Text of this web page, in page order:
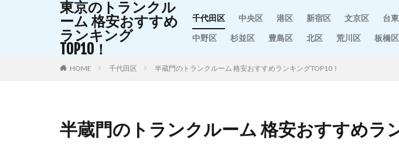
東京のトランクル
ーム 格安おすすめ
ランキング
TOP10！
千代田区 中央区 港区 新宿区 文京区 台
中野区
杉並区 豊島区 北区 荒川区 板橋区
HOME 千代田区 半蔵門のトランクルーム 格安おすすめランキングTOP10！
半蔵門のトランクルーム 格安おすすめラ